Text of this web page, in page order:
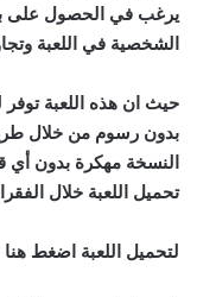
يرغب في الحصول على
الشخصية في اللعبة
حيث ان هذه اللعبة
بدون رسوم من خلال
النسخة مهكرة بدون أي
تحميل اللعبة خلال
لتحميل اللعبة اضغط